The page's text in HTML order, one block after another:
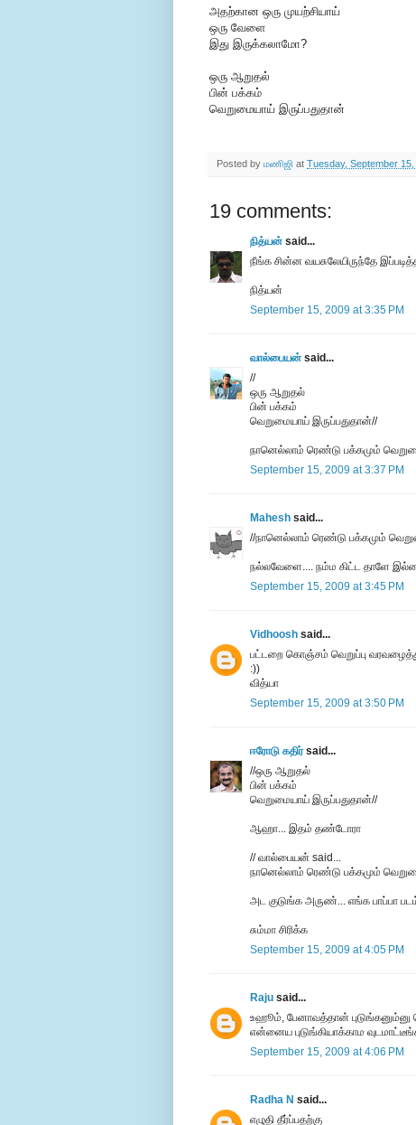
அதற்கான ஒரு முயற்சியாய்
ஒரு வேளை
இது இருக்கலாமோ?
ஒரு ஆறுதல்
பின் பக்கம்
வெறுமையாய் இருப்பதுதான்
Posted by மணிஜி at Tuesday, September 15,
19 comments:
நித்யன் said...
நீங்க சின்ன வயசுலேயிருந்தே
நித்யன்
September 15, 2009 at 3:35 PM
வால்பையன் said...
//
ஒரு ஆறுதல்
பின் பக்கம்
வெறுமையாய் இருப்பதுதான்//
நானெல்லாம் ரெண்டு பக்கமும்
September 15, 2009 at 3:37 PM
Mahesh said...
//நானெல்லாம் ரெண்டு பக்கமும்
நல்லவேளை.... நம்ம கிட்ட தாளே
September 15, 2009 at 3:45 PM
Vidhoosh said...
பட்டறை கொஞ்சம் வெறுப்பு
:))
வித்யா
September 15, 2009 at 3:50 PM
ஈரோடு கதிர்said...
//ஒரு ஆறுதல்
பின் பக்கம்
வெறுமையாய் இருப்பதுதான்//
ஆஹா... இதம் தண்டோரா
// வால்பையன் said...
நானெல்லாம் ரெண்டு பக்கமும்
அட குடுங்க அருண்... எங்க பாப்பா
சும்மா சிரிக்க
September 15, 2009 at 4:05 PM
Raju said...
உஹூம், பேனாவத்தான்
என்னைய புடுங்கியாக்காம
September 15, 2009 at 4:06 PM
Radha N said...
எழுதி தீர்ப்பதற்கு